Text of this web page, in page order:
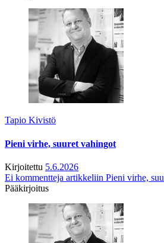
Tapio Kivistö
Pieni virhe, suuret vahingot
Kirjoitettu 5.6.2026
Ei kommentteja artikkeliin Pieni virhe,
Pääkirjoitus